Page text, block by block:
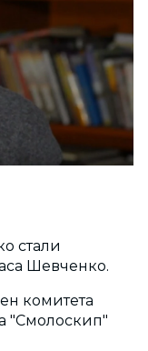
стали
Шевченко.
комитета
"Смолоскип"